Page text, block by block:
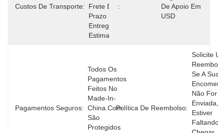
Custos De Transporte:
Frete E O
Prazo De
Entrega
Estimado.
:
De Apoio Em
USD
Pagamentos Seguros:
Todos Os
Pagamentos
Feitos No
Made-In-
China.com
São
Protegidos
Política De Reembolso:
Solicite
Se A
Não For
Enviada,
Estiver